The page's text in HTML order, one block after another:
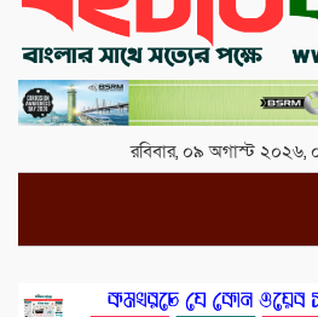
রবিবার, ০৯ অগাস্ট ২০২৬,